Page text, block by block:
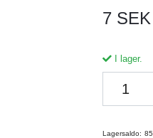
7 SEK
I lager.
Lagersaldo: 85